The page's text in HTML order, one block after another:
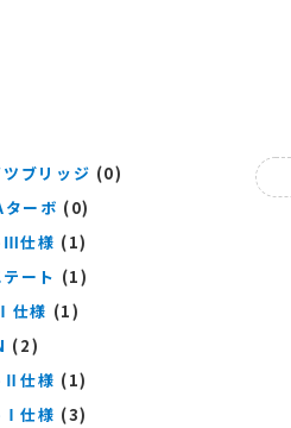
ツブリッジ (0)
ターボ (0)
仕様 (1)
ート (1)
仕様 (1)
(2)
仕様 (1)
仕様 (3)